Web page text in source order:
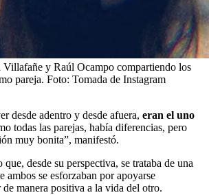
Villafañe y Raúl Ocampo compartiendo los
pareja. Foto: Tomada de Instagram
desde adentro y desde afuera, eran el uno
todas las parejas, había diferencias, pero
muy bonita”, manifestó.
desde su perspectiva, se trataba de una
ambos se esforzaban por apoyarse
manera positiva a la vida del otro.